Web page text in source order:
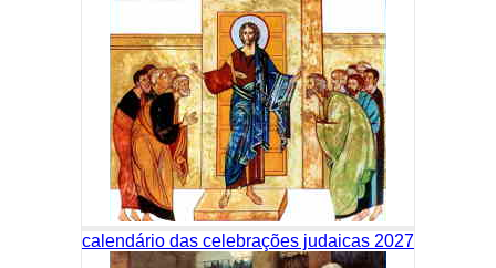
calendário das celebrações judaicas 2027